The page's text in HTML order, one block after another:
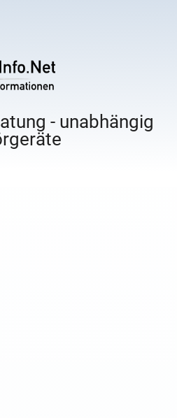
- unabhängig